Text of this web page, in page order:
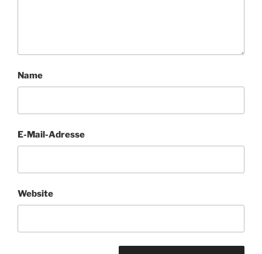
Name
E-Mail-Adresse
Website